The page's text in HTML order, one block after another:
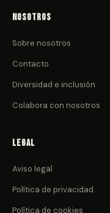
Nosotros
Sobre nosotros
Contacto
Diversidad e inclusión
Colabora con nosotros
Legal
Aviso legal
Política de privacidad
Política de cookies